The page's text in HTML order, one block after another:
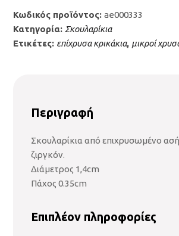
Κωδικός προϊόντος:ae000333
Κατηγορία: Σκουλαρίκια
Ετικέτες: επίχρυσα κρικάκια, μικροί
Περιγραφή
Σκουλαρίκια από επιχρυσωμένο
ζιργκόν.
Διάμετρος 1,4cm
Πάχος 0.35cm
Επιπλέον πληροφορίες